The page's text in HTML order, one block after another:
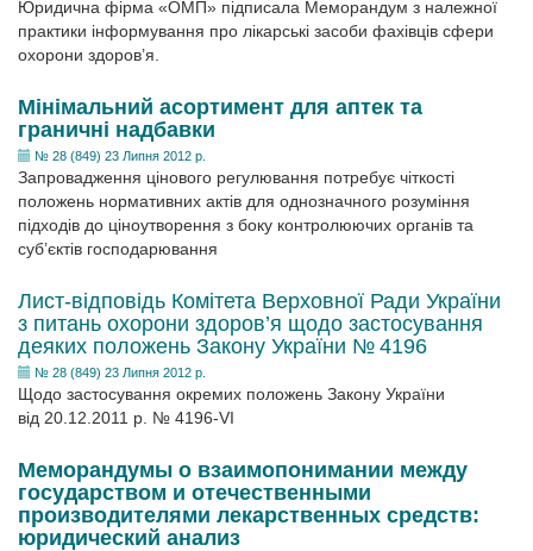
Юридична фірма «ОМП» підписала Меморандум з належної
практики інформування про лікарські засоби фахівців сфери
охорони здоров’я.
Мінімальний асортимент для аптек та
граничні надбавки
№ 28 (849) 23 Липня 2012 р.
Запровадження цінового регулювання потребує чіткості
положень нормативних актів для однозначного розуміння
підходів до ціноутворення з боку контролюючих органів та
суб’єктів господарювання
Лист-відповідь Комітета Верховної Ради України
з питань охорони здоров’я щодо застосування
деяких положень Закону України № 4196
№ 28 (849) 23 Липня 2012 р.
Щодо застосування окремих положень Закону України
від 20.12.2011 р. № 4196-VI
Меморандумы о взаимопонимании между
государством и отечественными
производителями лекарственных средств:
юридический анализ